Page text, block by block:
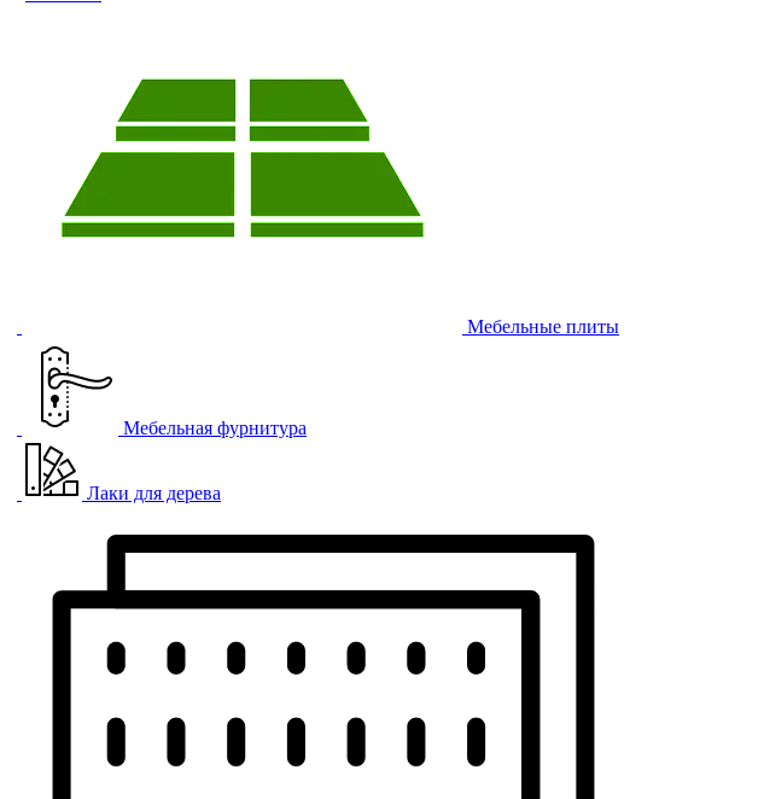
Мебельные плиты
Мебельная фурнитура
Лаки для дерева